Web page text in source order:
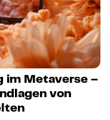
im Metaverse –
von